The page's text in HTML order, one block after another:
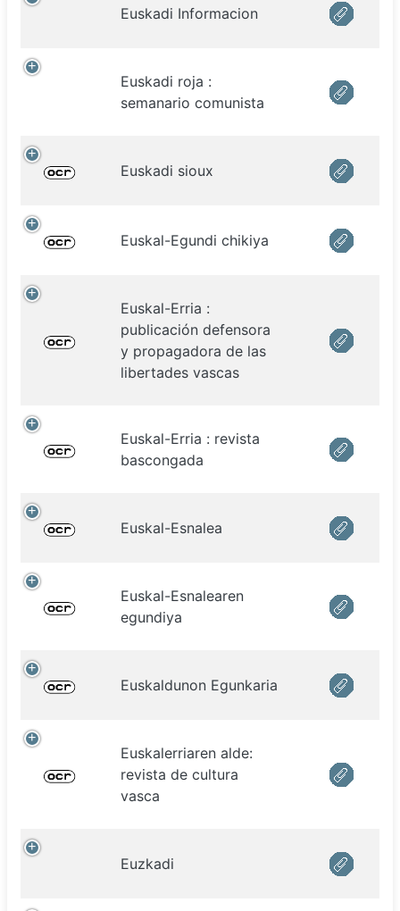
Euskadi Informacion
Euskadi roja :
semanario comunista
Euskadi sioux
Euskal-Egundi chikiya
Euskal-Erria :
publicación defensora
y propagadora de las
libertades vascas
Euskal-Erria : revista
bascongada
Euskal-Esnalea
Euskal-Esnalearen
egundiya
Euskaldunon Egunkaria
Euskalerriaren alde:
revista de cultura
vasca
Euzkadi